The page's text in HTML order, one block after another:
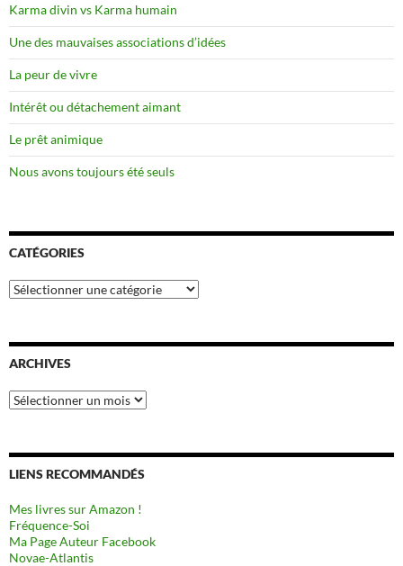
Karma divin vs Karma humain
Une des mauvaises associations d’idées
La peur de vivre
Intérêt ou détachement aimant
Le prêt animique
Nous avons toujours été seuls
CATÉGORIES
Catégories
ARCHIVES
Archives
LIENS RECOMMANDÉS
Mes livres sur Amazon !
Fréquence-Soi
Ma Page Auteur Facebook
Novae-Atlantis